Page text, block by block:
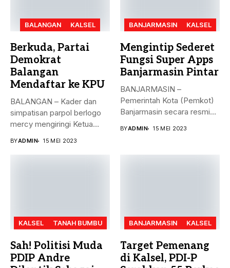
BALANGAN KALSEL
Berkuda, Partai
Demokrat
Balangan
Mendaftar ke KPU
BALANGAN – Kader dan
simpatisan parpol berlogo
mercy mengiringi Ketua
BYADMIN 15 MEI 2023
BANJARMASIN KALSEL
Mengintip Sederet
Fungsi Super Apps
Banjarmasin Pintar
BANJARMASIN –
Pemerintah Kota (Pemkot)
Banjarmasin secara resmi
BYADMIN 15 MEI 2023
KALSEL TANAH BUMBU
Sah! Politisi Muda
PDIP Andre
BANJARMASIN KALSEL
Target Pemenang
di Kalsel, PDI-P